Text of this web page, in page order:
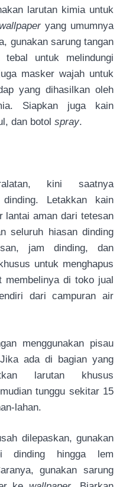
larutan kimia untuk
yang umumnya
gunakan sarung tangan
untuk melindungi
masker wajah untuk
yang dihasilkan oleh
Siapkan juga kain
dan botol spray.
kini saatnya
Letakkan kain
lantai aman dari tetesan
seluruh hiasan dinding
jam dinding, dan
untuk menghapus
di toko jual
dari campuran air
menggunakan pisau
ada di bagian yang
larutan khusus
tunggu sekitar 15
lahan.
dilepaskan, gunakan
dinding hingga lem
gunakan sarung